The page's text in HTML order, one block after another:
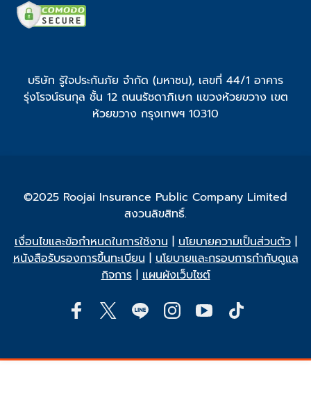
บริษัท รู้ใจประกันภัย จำกัด (มหาชน), เลขที่ 44/1 อาคาร
รุ่งโรจน์ธนกุล ชั้น 12 ถนนรัชดาภิเษก แขวงห้วยขวาง เขต
ห้วยขวาง กรุงเทพฯ 10310
©2025 Roojai Insurance Public Company Limited
สงวนลิขสิทธิ์.
เงื่อนไขและข้อกำหนดในการใช้งาน|นโยบายความเป็นส่วนตัว|
หนังสือรับรองการขึ้นทะเบียน|นโยบายและกรอบการกำกับดูแล
กิจการ|แผนผังเว็บไซต์